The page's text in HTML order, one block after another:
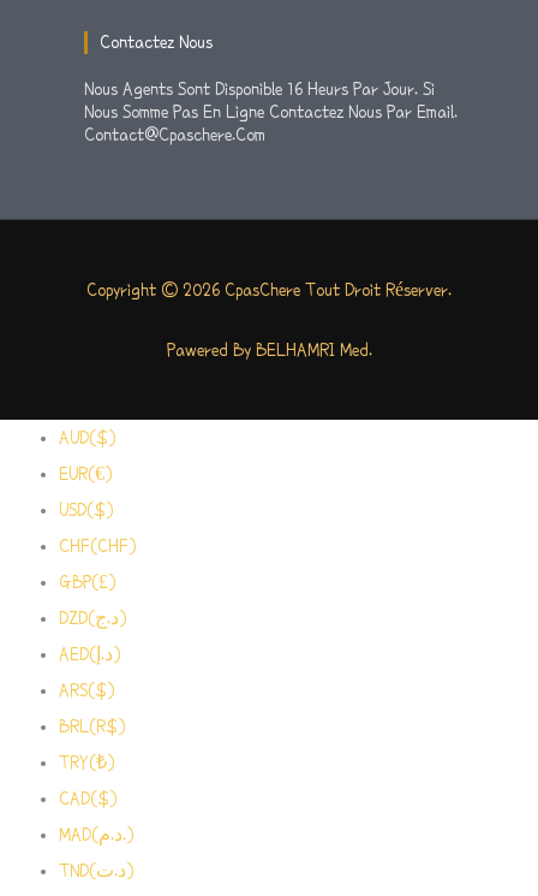
Contactez Nous
Nous Agents Sont Disponible 16 Heurs Par Jour. Si
Nous Somme Pas En Ligne Contactez Nous Par Email.
Contact@cpaschere.com
Copyright © 2026 CpasChere Tout Droit Réserver.
Pawered By BELHAMRI Med.
AUD($)
EUR(€)
USD($)
CHF(CHF)
GBP(£)
DZD(د.ج)
AED(د.إ)
ARS($)
BRL(R$)
TRY(₺)
CAD($)
MAD(د.م.)
TND(د.ت)